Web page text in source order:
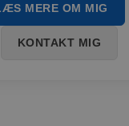
MERE OM MIG
KONTAKT MIG